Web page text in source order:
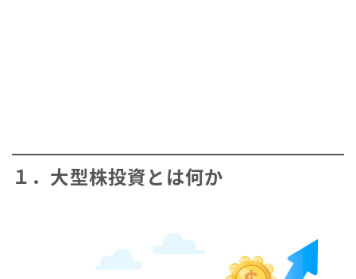
１．大型株投資とは何か